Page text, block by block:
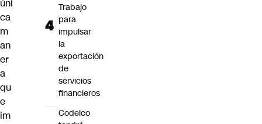
úni
ca
m
an
er
a
qu
e
im
Trabajo
para
impulsar
la
exportación
de
servicios
financieros
Codelco